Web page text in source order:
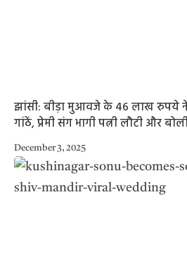
झांसी: बीड़ा मुआवजे के 46 लाख रुपये ने
गांठें, प्रेमी संग भागी पत्नी लौटी और बोली
December 3, 2025